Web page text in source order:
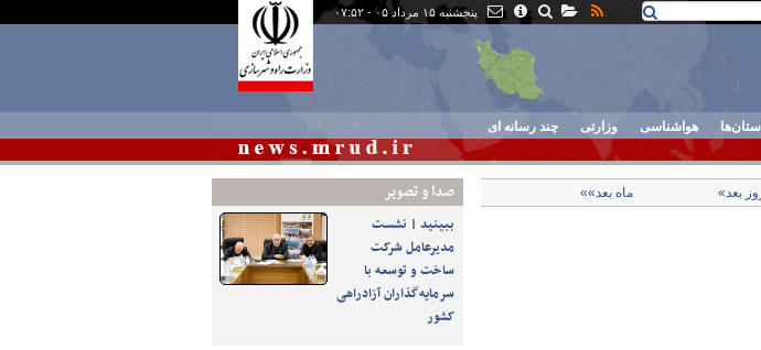
پنجشنبه ۱۵ مرداد ۰۵ - ۰۷:۵۲
استان‌ها هواشناسی وزارتی چند رسانه ای
صدا و تصوير
ببینید | نشست
مدیرعامل شرکت
ساخت و توسعه با
سرمایه‌گذاران آزادراهی
کشور
بعد» ماه بعد»»